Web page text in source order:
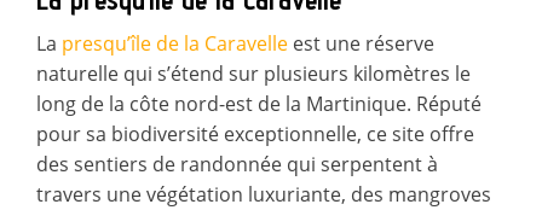
La presqu’île de la Caravelle est une réserve
naturelle qui s’étend sur plusieurs kilomètres le
long de la côte nord-est de la Martinique. Réputé
pour sa biodiversité exceptionnelle, ce site offre
des sentiers de randonnée qui serpentent à
travers une végétation luxuriante, des mangroves